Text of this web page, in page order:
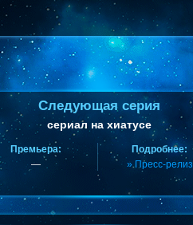
Следующая серия
сериал на хиатусе
Премьера:
—
Подробнее:
» Пресс-релиз